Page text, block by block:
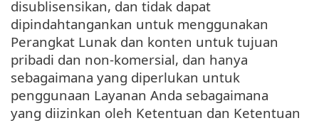
disublisensikan, dan tidak dapat
dipindahtangankan untuk menggunakan
Perangkat Lunak dan konten untuk tujuan
pribadi dan non-komersial, dan hanya
sebagaimana yang diperlukan untuk
penggunaan Layanan Anda sebagaimana
yang diizinkan oleh Ketentuan dan Ketentuan